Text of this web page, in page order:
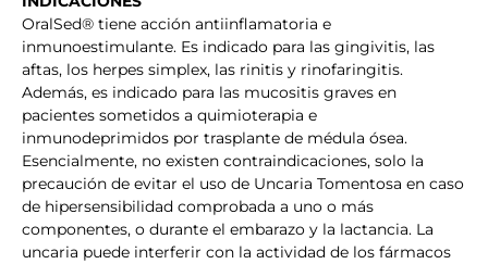
OralSed® tiene acción antiinflamatoria e
inmunoestimulante. Es indicado para las gingivitis, las
aftas, los herpes simplex, las rinitis y rinofaringitis.
Además, es indicado para las mucositis graves en
pacientes sometidos a quimioterapia e
inmunodeprimidos por trasplante de médula ósea.
Esencialmente, no existen contraindicaciones, solo la
precaución de evitar el uso de Uncaria Tomentosa en caso
de hipersensibilidad comprobada a uno o más
componentes, o durante el embarazo y la lactancia. La
uncaria puede interferir con la actividad de los fármacos